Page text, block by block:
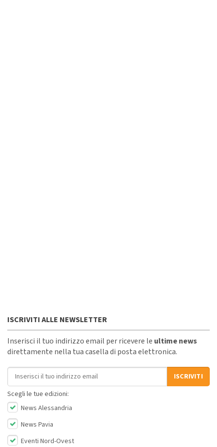
ISCRIVITI ALLE NEWSLETTER
Inserisci il tuo indirizzo email per ricevere le ultime news
direttamente nella tua casella di posta elettronica.
Indirizzo email
ISCRIVITI
Scegli le tue edizioni:
News Alessandria
News Pavia
Eventi Nord-Ovest